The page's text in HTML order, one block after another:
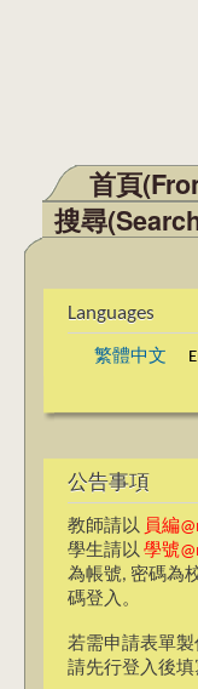
Main menu
首頁
搜尋
Languages
繁體中文
公告事項
教師請以 員編
學生請以 學號
為帳號, 密碼為
碼登入。
若需申請表單製
請先行登入後填